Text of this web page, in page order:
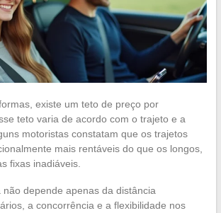
existe um teto de preço por
teto varia de acordo com o trajeto e a
motoristas constatam que os trajetos
mais rentáveis do que os longos,
fixas inadiáveis.
não depende apenas da distância
a concorrência e a flexibilidade nos